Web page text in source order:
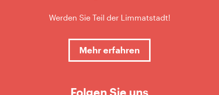
Werden Sie Teil der Limmatstadt!
Mehr erfahren
Folgen Sie uns